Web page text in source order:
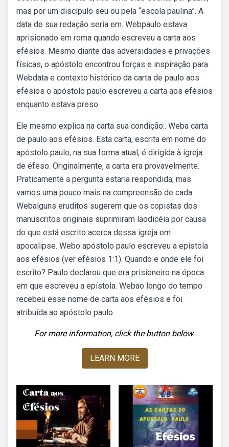
mas por um discípulo seu ou pela “escola paulina”. A
data de sua redação seria em. Webpaulo estava
aprisionado em roma quando escreveu a carta aos
efésios. Mesmo diante das adversidades e privações
físicas, o apóstolo encontrou forças e inspiração para.
Webdata e contexto histórico da carta de paulo aos
efésios o apóstolo paulo escreveu a carta aos efésios
enquanto estava preso.
Ele mesmo explica na carta sua condição:. Weba carta
de paulo aos efésios. Esta carta, escrita em nome do
apóstolo paulo, na sua forma atual, é dirigida à igreja
de éfeso. Originalmente, a carta era provavelmente.
Praticamente a pergunta estaria respondida, mas
vamos uma pouco mais na compreensão de cada.
Webalguns eruditos sugerem que os copistas dos
manuscritos originais suprimiram laodicéia por causa
do que está escrito acerca dessa igreja em
apocalipse. Webo apóstolo paulo escreveu a epístola
aos efésios (ver efésios 1:1). Quando e onde ele foi
escrito? Paulo declarou que era prisioneiro na época
em que escreveu a epístola. Webao longo do tempo
recebeu esse nome de carta aos efésios e foi
atribuída ao apóstolo paulo.
For more information, click the button below.
LEARN MORE